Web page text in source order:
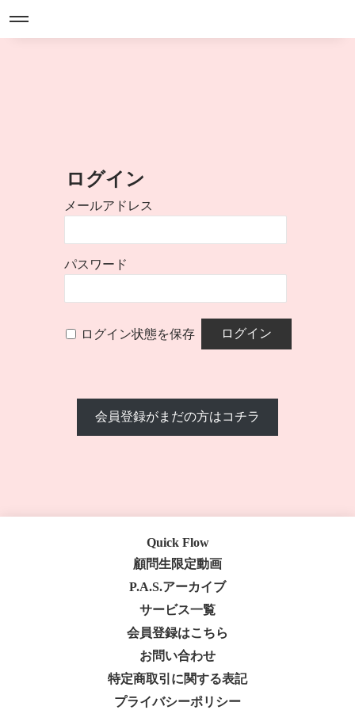
ログイン
メールアドレス
パスワード
ログイン状態を保存
会員登録がまだの方はコチラ
Quick Flow
顧問生限定動画
P.A.S.アーカイブ
サービス一覧
会員登録はこちら
お問い合わせ
特定商取引に関する表記
プライバシーポリシー